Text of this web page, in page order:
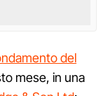
del
mese, in una